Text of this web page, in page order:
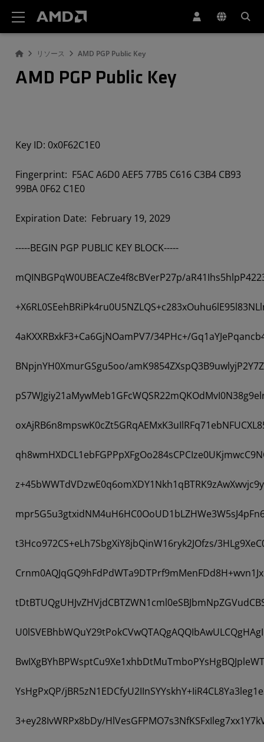
リソース AMD PGP Public Key
AMD PGP Public Key
Key ID: 0x0F62C1E0
Fingerprint: F5AC A6D0 AEF5 77B5 C616 C3B4 CB93
99BA 0F62 C1E0
Expiration Date: February 19, 2029
-----BEGIN PGP PUBLIC KEY BLOCK-----
mQINBGPqW0UBEACZe4f8cBVerP27p/
4aKXXRBxkF3+Ca6GjNOamPV7/34PHc+/
BNpjnYH0XmurGSgu5oo/
t3Hco972CS+eLh7SbgXiY8jbQinW16ryk2JOfzs/
YsHgPxQP/
3+ey28IvWRPx8bDy/